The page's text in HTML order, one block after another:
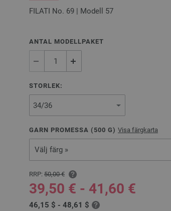
FILATI No. 69 | Modell 57
ANTAL MODELLPAKET
STORLEK:
GARN PROMESSA ( 500 G) Visa färgkarta
Välj färg »
RRP: 50,00 €
39,50 € - 41,60 €
46,15 $ - 48,61 $